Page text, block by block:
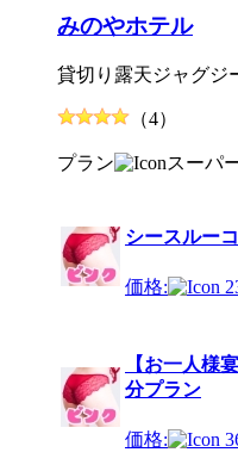
みのやホテル
貸切り露天ジャグジ
（4）
プラン スーパ
シースルー
価格:
【お一人様
分プラン
価格: